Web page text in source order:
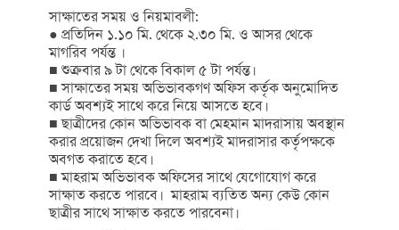
সাক্ষাতের সময় ও নিয়মাবলী:
● প্রতিদিন ১.১০ মি. থেকে ২.৩০ মি. ও আসর থেকে
মাগরিব পর্যন্ত ।
■ শুক্রবার ৯ টা থেকে বিকাল ৫ টা পর্যন্ত।
■ সাক্ষাতের সময় অভিভাবকগণ অফিস কর্তৃক অনুমোদিত
কার্ড অবশ্যই সাথে করে নিয়ে আসতে হবে।
■ ছাত্রীদের কোন অভিভাবক বা মেহমান মাদরাসায় অবস্থান
করার প্রয়োজন দেখা দিলে অবশ্যই মাদরাসার কর্তৃপক্ষকে
অবগত করাতে হবে।
■ মাহরাম অভিভাবক অফিসের সাথে যেগোযোগ করে
সাক্ষাত করতে পারবে। মাহরাম ব্যতিত অন্য কেউ কোন
ছাত্রীর সাথে সাক্ষাত করতে পারবেনা।